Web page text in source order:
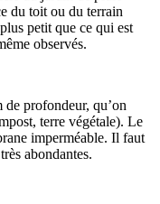
du toit ou du terrain
petit que ce qui est
observés.
de profondeur, qu’on
terre végétale). Le
imperméable. Il faut
abondantes.